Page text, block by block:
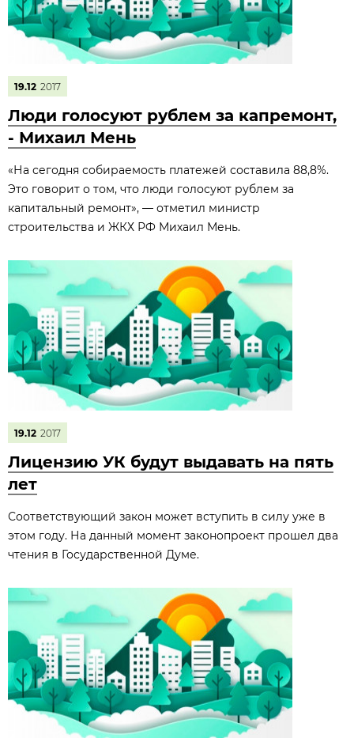
19.12 2017
Люди голосуют рублем за капремонт,
- Михаил Мень
«На сегодня собираемость платежей составила 88,8%.
Это говорит о том, что люди голосуют рублем за
капитальный ремонт», — отметил министр
строительства и ЖКХ РФ Михаил Мень.
19.12 2017
Лицензию УК будут выдавать на пять
лет
Соответствующий закон может вступить в силу уже в
этом году. На данный момент законопроект прошел два
чтения в Государственной Думе.